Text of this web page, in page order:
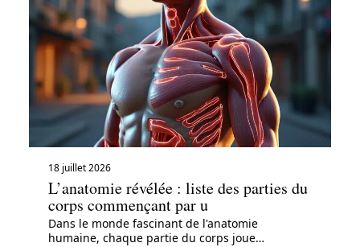
18 juillet 2026
L’anatomie révélée : liste des parties du
corps commençant par u
Dans le monde fascinant de l'anatomie
humaine, chaque partie du corps joue…